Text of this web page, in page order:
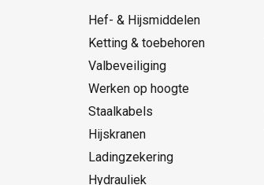
Hef- & Hijsmiddelen
Ketting & toebehoren
Valbeveiliging
Werken op hoogte
Staalkabels
Hijskranen
Ladingzekering
Hydrauliek